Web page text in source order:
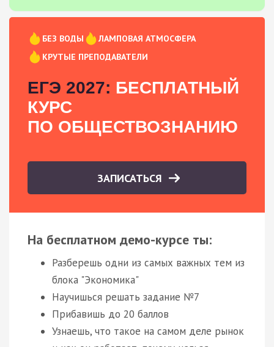
БЕЗ ВОДЫ
ЛАМПОВАЯ АТМОСФЕРА
КРУТЫЕ ПРЕПОДАВАТЕЛИ
ЕГЭ 2027: БЕСПЛАТНЫЙ
КУРС
ПО ОБЩЕСТВОЗНАНИЮ
ЗАПИСАТЬСЯ
На бесплатном демо-курсе ты:
Разберешь одни из самых важных тем из
блока "Экономика"
Научишься решать задание №7
Прибавишь до 20 баллов
Узнаешь, что такое на самом деле рынок